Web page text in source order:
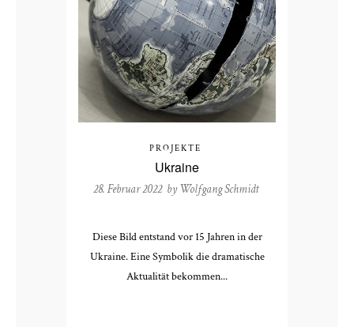
PROJEKTE
Ukraine
28. Februar 2022 by Wolfgang Schmidt
Diese Bild entstand vor 15 Jahren in der
Ukraine. Eine Symbolik die dramatische
Aktualität bekommen...